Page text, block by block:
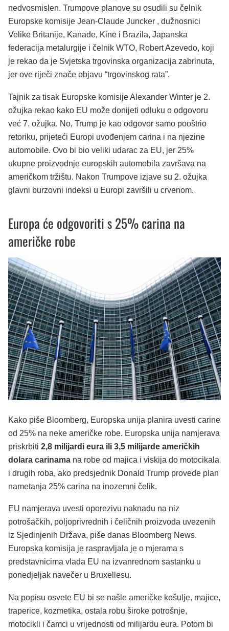
nedvosmislen. Trumpove planove su osudili su čelnik
Europske komisije Jean-Claude Juncker , dužnosnici
Velike Britanije, Kanade, Kine i Brazila, Japanska
federacija metalurgije i čelnik WTO, Robert Azevedo, koji
je rekao da je Svjetska trgovinska organizacija zabrinuta,
jer ove riječi znače objavu “trgovinskog rata”.
Tajnik za tisak Europske komisije Alexander Winter je 2.
ožujka rekao kako EU može donijeti odluku o odgovoru
već 7. ožujka. No, Trump je kao odgovor samo pooštrio
retoriku, prijeteći Europi uvođenjem carina i na njezine
automobile. Ovo bi bio veliki udarac za EU, jer 25%
ukupne proizvodnje europskih automobila završava na
američkom tržištu. Nakon Trumpove izjave su 2. ožujka
glavni burzovni indeksi u Europi završili u crvenom.
Europa će odgovoriti s 25% carina na
američke robe
Kako piše Bloomberg, Europska unija planira uvesti carine
od 25% na neke američke robe. Europska unija namjerava
priskrbiti 2,8 milijardi eura ili 3,5 milijarde američkih
dolara carinama na robe od majica i viskija do motocikala
i drugih roba, ako predsjednik Donald Trump provede plan
nametanja 25% carina na inozemni čelik.
EU namjerava uvesti oporezivu naknadu na niz
potrošačkih, poljoprivrednih i čeličnih proizvoda uvezenih
iz Sjedinjenih Država, piše danas Bloomberg News.
Europska komisija je raspravljala je o mjerama s
predstavnicima vlada EU na izvanrednom sastanku u
ponedjeljak navečer u Bruxellesu.
Na popisu osvete EU bi se našle američke košulje, majice,
traperice, kozmetika, ostala robu široke potrošnje,
motocikli i čamci u vrijednosti od milijardu eura. Potom bi